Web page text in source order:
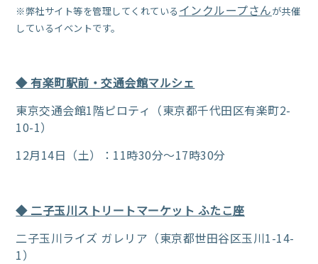
※弊社サイト等を管理してくれている インクループさんが共催
しているイベントです。
◆ 有楽町駅前・交通会館マルシェ
東京交通会館1階ピロティ（東京都千代田区有楽町2-
10-1）
12月14日（土）：11時30分～17時30分
◆ 二子玉川ストリートマーケット ふたこ座
二子玉川ライズ ガレリア（東京都世田谷区玉川1-14-
1）